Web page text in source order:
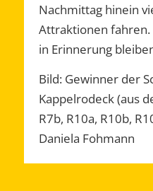
Nachmittag hinein
Attraktionen fahren.
in Erinnerung
Bild: Gewinner der
Kappelrodeck (aus
R7b, R10a, R10b,
Daniela Fohmann